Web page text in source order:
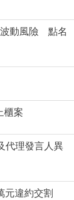
波動風險 點名
櫃案
代理發言人異
違約交割